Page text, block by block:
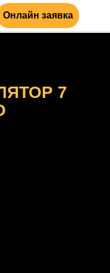
Онлайн заявка
7